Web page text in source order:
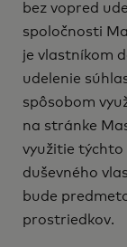
bez vopred
spoločnosti
je vlastníkom
udelenie
spôsobom
na stránke
využitie
duševného
bude
prostriedkov.